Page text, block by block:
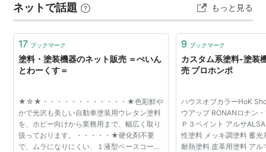
の白い縦線を上下で比較すると、つや消しによって埋も
れてしまったのがわかると思います。 もちろん撮影条件
が異なる写真のみでの単純比較はできません。ま…
ネットで話題 もっと見る
17 ブックマーク
塗料・塗装機器のネット販売 ＝ぺいん
とわーくす＝
★☆★・・・・・・・・・・・・★色彩鮮や
かで光沢も美しい自動車塗装用ウレタン塗料
を、ホビー向けから業務用まで、幅広く取り
扱っております。・・・・・★硬化剤不要
で、ムラになりにくい、１液型ベースコート
9 ブックマーク
カスタム系塗料-塗装
売 プロホンポ
ハウスオブカラーHoK
ウアップ RONANロナン
Ｐ３ペイント アルサ
性塗料 メッキ調塗料 蓄
耐熱塗料 皮革用塗料 ア